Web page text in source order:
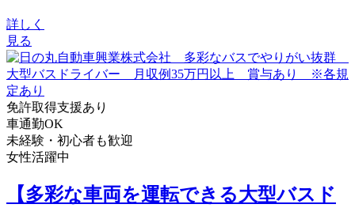
詳しく
見る
免許取得支援あり
車通勤OK
未経験・初心者も歓迎
女性活躍中
【多彩な車両を運転できる大型バスド